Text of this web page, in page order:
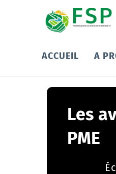
ACCUEIL A
Les
PME